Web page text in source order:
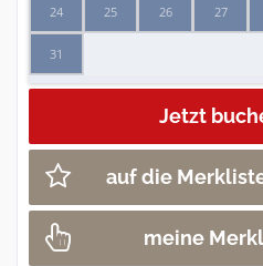
24 25 26 27
31
auf die
meine